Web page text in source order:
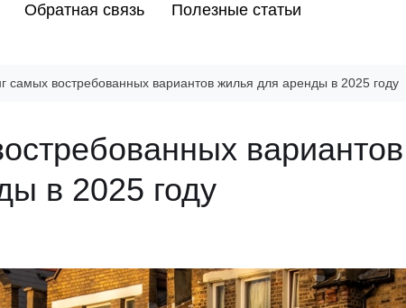
Обратная связь Полезные статьи
самых востребованных вариантов жилья для аренды в 2025 году
вариантов
в 2025 году